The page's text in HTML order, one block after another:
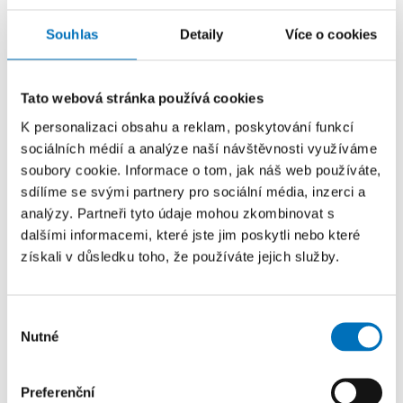
Souhlas Detaily Více o cookies
Tato webová stránka používá cookies
K personalizaci obsahu a reklam, poskytování funkcí
sociálních médií a analýze naší návštěvnosti využíváme
soubory cookie. Informace o tom, jak náš web používáte,
sdílíme se svými partnery pro sociální média, inzerci a
analýzy. Partneři tyto údaje mohou zkombinovat s
dalšími informacemi, které jste jim poskytli nebo které
získali v důsledku toho, že používáte jejich služby.
souhlasu
Nutné
Preferenční
Větru a dešti neporučíme, ale víme, kdy je
čekat